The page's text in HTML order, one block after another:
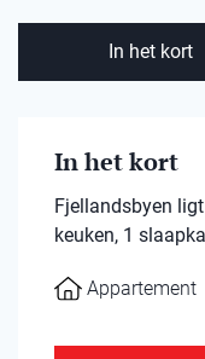
In het kort
In het kort
Fjellandsbyen
keuken, 1
Appartement